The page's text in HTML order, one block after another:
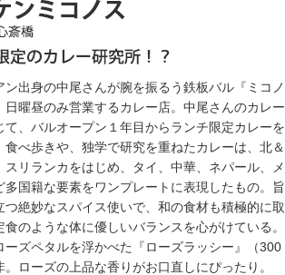
出身の中尾さんが腕を振るう鉄板バル『ミコノ
日曜昼のみ営業するカレー店。中尾さんのカレー
て、バルオープン１年目からランチ限定カレーを
食べ歩きや、独学で研究を重ねたカレーは、北＆
スリランカをはじめ、タイ、中華、ネパール、メ
多国籍な要素をワンプレートに表現したもの。旨
つ絶妙なスパイス使いで、和の食材も積極的に取
食のような体に優しいバランスを心がけている。
ーズペタルを浮かべた『ローズラッシー』（300
。ローズの上品な香りがお口直しにぴったり。